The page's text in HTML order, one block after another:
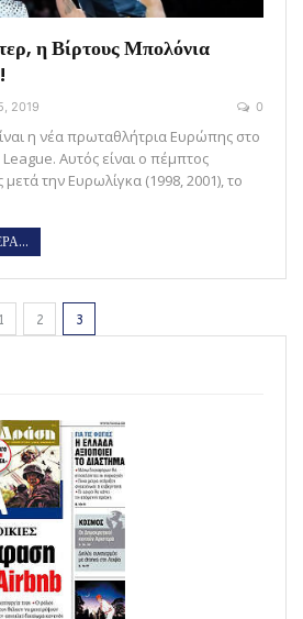
η Βίρτους Μπολόνια
2019 0
η νέα πρωταθλήτρια Ευρώπης στο
Αυτός είναι ο πέμπτος
μετά την Ευρωλίγκα (1998, 2001), το
1 2 3